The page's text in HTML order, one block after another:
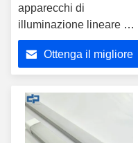
apparecchi di
illuminazione lineare a
LED da 2 ft 18W
Ottenga il migliore